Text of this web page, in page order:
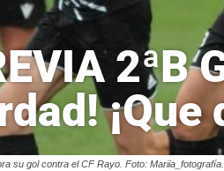
2ªB
su gol contra el CF Rayo. Foto: Mariia_fotografía.